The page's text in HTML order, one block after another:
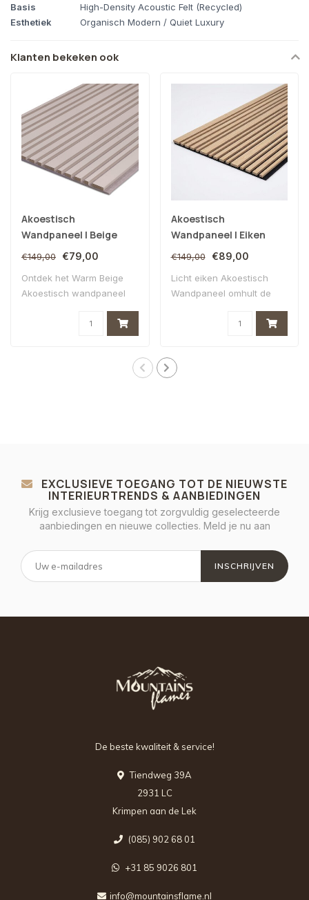
Basis
High-Density Acoustic Felt (Recycled)
Esthetiek
Organisch Modern / Quiet Luxury
Klanten bekeken ook
Akoestisch
Wandpaneel | Beige
Warm
€149,00 €79,00
Ontdek het Warm Beige
Akoestisch wandpaneel
Akoestisch
Wandpaneel | Eiken
€149,00 €89,00
Licht eiken Akoestisch
Wandpaneel omhult de
EXCLUSIEVE TOEGANG TOT DE NIEUWSTE
INTERIEURTRENDS & AANBIEDINGEN
Krijg exclusieve toegang tot zorgvuldig geselecteerde
aanbiedingen en nieuwe collecties. Meld je nu aan
INSCHRIJVEN
De beste kwaliteit & service!
Tiendweg 39A
2931 LC
Krimpen aan de Lek
(085) 902 68 01
+31 85 9026 801
info@mountainsflame.nl